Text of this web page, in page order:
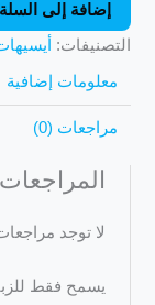
إضافة إلى السلة
التصنيفات:
معلومات إضافية
مراجعات (0)
المراجعات
لا توجد
يسمح فقط